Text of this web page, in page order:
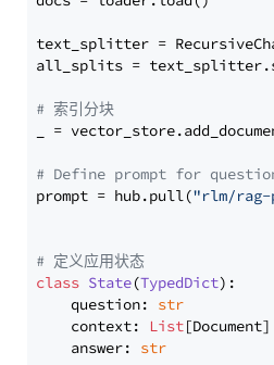
text_splitter =
all_splits =
# 索引分块
_ =
# Define prompt for
prompt = hub.pull("rlm/rag-
# 定义应用状态
class State(TypedDict):
    question:
str
    context:
List[Document]
    answer:
str